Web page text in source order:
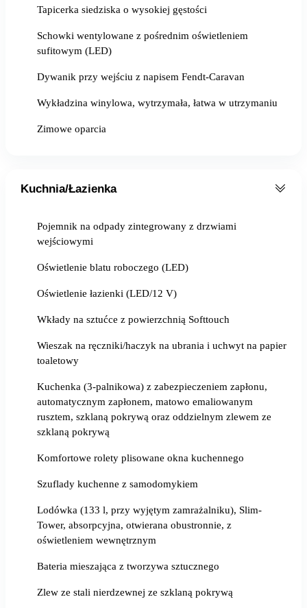
Tapicerka siedziska o wysokiej gęstości
Schowki wentylowane z pośrednim oświetleniem
sufitowym (LED)
Dywanik przy wejściu z napisem Fendt-Caravan
Wykładzina winylowa, wytrzymała, łatwa w utrzymaniu
Zimowe oparcia
Kuchnia/Łazienka
Pojemnik na odpady zintegrowany z drzwiami
wejściowymi
Oświetlenie blatu roboczego (LED)
Oświetlenie łazienki (LED/12 V)
Wkłady na sztućce z powierzchnią Softtouch
Wieszak na ręczniki/haczyk na ubrania i uchwyt na papier
toaletowy
Kuchenka (3-palnikowa) z zabezpieczeniem zapłonu,
automatycznym zapłonem, matowo emaliowanym
rusztem, szklaną pokrywą oraz oddzielnym zlewem ze
szklaną pokrywą
Komfortowe rolety plisowane okna kuchennego
Szuflady kuchenne z samodomykiem
Lodówka (133 l, przy wyjętym zamrażalniku), Slim-
Tower, absorpcyjna, otwierana obustronnie, z
oświetleniem wewnętrznym
Bateria mieszająca z tworzywa sztucznego
Zlew ze stali nierdzewnej ze szklaną pokrywą